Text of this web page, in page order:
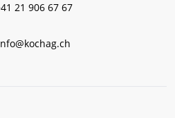
21 906 67 67